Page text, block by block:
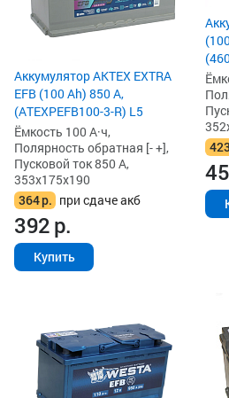
Аккумулятор AKTEX EXTRA
EFB (100 Ah) 850 А,
(ATEXPEFB100-3-R) L5
Ёмкость 100 А·ч,
Полярность обратная [- +],
Пусковой ток 850 А,
353x175x190
364р. при сдаче акб
392р.
Купить
423